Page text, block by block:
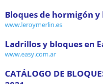
Bloques de hormigón
www.leroymerlin.es
Ladrillos y bloques en
www.easy.com.ar
CATÁLOGO DE